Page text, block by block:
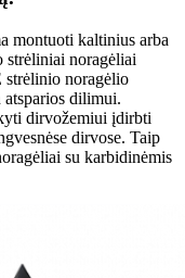
montuoti kaltinius arba
strėliniai noragėliai
noragėlio
dilimui.
dirvožemiui įdirbti
dirvose. Taip
su karbidinėmis